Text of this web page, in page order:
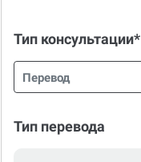
Тип консультации*
Перевод
Тип перевода